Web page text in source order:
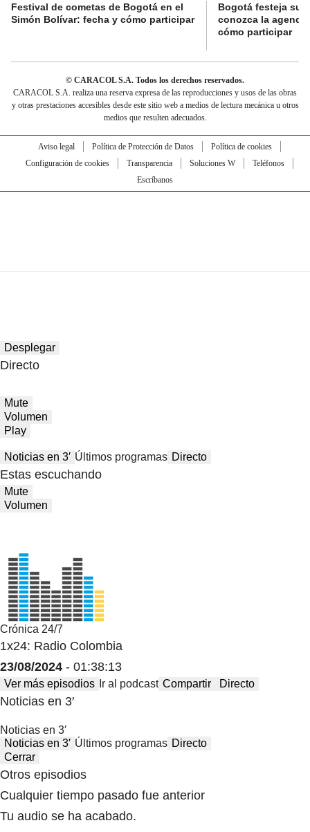
Festival de cometas de Bogotá en el
Simón Bolívar: fecha y cómo participar
Bogotá festeja su
conozca la
cómo participar
© CARACOL S.A. Todos los derechos reservados.
CARACOL S.A. realiza una reserva expresa de las reproducciones y usos de las obras
y otras prestaciones accesibles desde este sitio web a medios de lectura mecánica u otros
medios que resulten adecuados.
Aviso legal Política de Protección de Datos
Política de cookies
Configuración de cookies
Transparencia Soluciones W
Teléfonos
Escríbanos
Desplegar
Directo
Mute
Volumen
Play
Noticias en 3′ Últimos programas Directo
Estas escuchando
Mute
Volumen
Crónica 24/7
1x24: Radio Colombia
23/08/2024 - 01:38:13
Ver más episodios Ir al podcast Compartir Directo
Noticias en 3′
Noticias en 3′
Noticias en 3′ Últimos programas Directo
Cerrar
Otros episodios
Cualquier tiempo pasado fue anterior
Tu audio se ha acabado.